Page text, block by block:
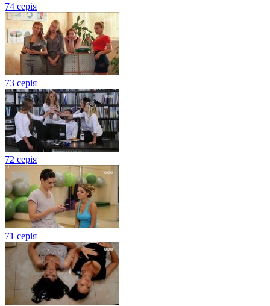
74 серія
73 серія
72 серія
71 серія